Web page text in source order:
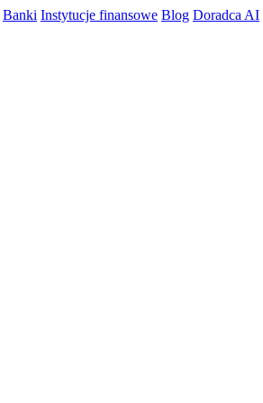
Banki Instytucje finansowe Blog Doradca AI